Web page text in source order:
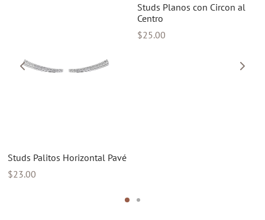
Studs Palitos Horizontal Pavé
$23.00
Studs Planos con Circon al
Centro
$25.00